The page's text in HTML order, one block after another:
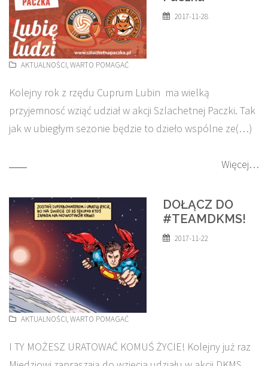
2017-11-28
AKTUALNOŚCI,WARTO POMAGAĆ
Kolejny rok z rzędu Cuprum Lubin ma wielką
przyjemnosć wziąć udział w akcji Szlachetnej Paczki. Tak
jak w ubiegłym sezonie będzie to dzieło wspólne ze(…)
Więcej…
DOŁĄCZ DO
#TEAMDKMS!
2017-11-22
AKTUALNOŚCI,WARTO POMAGAĆ
I TY MOŻESZ URATOWAĆ KOMUŚ ŻYCIE! Kolejny już raz